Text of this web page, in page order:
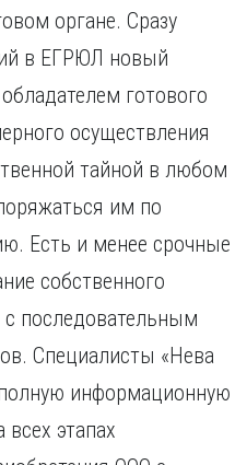
Челябинск
Череповец
Чита
Я
Ярославль
органе. Сразу
в ЕГРЮЛ новый
готового
осуществления
тайной в любом
им по
Есть и менее срочные
собственного
с последовательным
Специалисты «Нева
информационную
этапах